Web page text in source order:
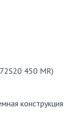
450 MR)
конструкция